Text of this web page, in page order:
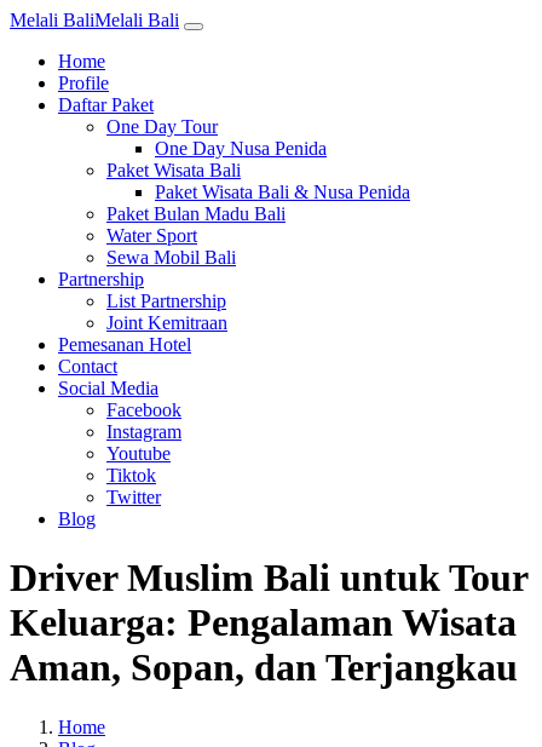
Melali BaliMelali Bali
Home
Profile
Daftar Paket
One Day Tour
One Day Nusa Penida
Paket Wisata Bali
Paket Wisata Bali & Nusa Penida
Paket Bulan Madu Bali
Water Sport
Sewa Mobil Bali
Partnership
List Partnership
Joint Kemitraan
Pemesanan Hotel
Contact
Social Media
Facebook
Instagram
Youtube
Tiktok
Twitter
Blog
Driver Muslim Bali untuk Tour
Keluarga: Pengalaman Wisata
Aman, Sopan, dan Terjangkau
Home